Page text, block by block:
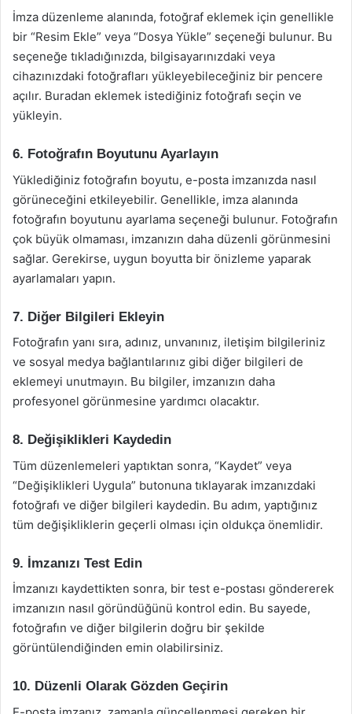
İmza düzenleme alanında, fotoğraf eklemek için genellikle
bir “Resim Ekle” veya “Dosya Yükle” seçeneği bulunur. Bu
seçeneğe tıkladığınızda, bilgisayarınızdaki veya
cihazınızdaki fotoğrafları yükleyebileceğiniz bir pencere
açılır. Buradan eklemek istediğiniz fotoğrafı seçin ve
yükleyin.
6. Fotoğrafın Boyutunu Ayarlayın
Yüklediğiniz fotoğrafın boyutu, e-posta imzanızda nasıl
görüneceğini etkileyebilir. Genellikle, imza alanında
fotoğrafın boyutunu ayarlama seçeneği bulunur. Fotoğrafın
çok büyük olmaması, imzanızın daha düzenli görünmesini
sağlar. Gerekirse, uygun boyutta bir önizleme yaparak
ayarlamaları yapın.
7. Diğer Bilgileri Ekleyin
Fotoğrafın yanı sıra, adınız, unvanınız, iletişim bilgileriniz
ve sosyal medya bağlantılarınız gibi diğer bilgileri de
eklemeyi unutmayın. Bu bilgiler, imzanızın daha
profesyonel görünmesine yardımcı olacaktır.
8. Değişiklikleri Kaydedin
Tüm düzenlemeleri yaptıktan sonra, “Kaydet” veya
“Değişiklikleri Uygula” butonuna tıklayarak imzanızdaki
fotoğrafı ve diğer bilgileri kaydedin. Bu adım, yaptığınız
tüm değişikliklerin geçerli olması için oldukça önemlidir.
9. İmzanızı Test Edin
İmzanızı kaydettikten sonra, bir test e-postası göndererek
imzanızın nasıl göründüğünü kontrol edin. Bu sayede,
fotoğrafın ve diğer bilgilerin doğru bir şekilde
görüntülendiğinden emin olabilirsiniz.
10. Düzenli Olarak Gözden Geçirin